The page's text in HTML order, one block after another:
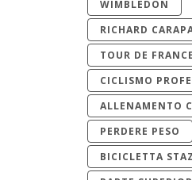
WIMBLEDON
RICHARD
TOUR DE
CICLISMO
ALLENAMENTO
PERDERE PESO
BICICLETTA